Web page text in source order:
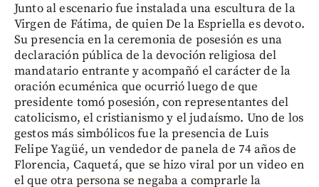
Junto al escenario fue instalada una escultura de la
Virgen de Fátima, de quien De la Espriella es devoto.
Su presencia en la ceremonia de posesión es una
declaración pública de la devoción religiosa del
mandatario entrante y acompañó el carácter de la
oración ecuménica que ocurrió luego de que
presidente tomó posesión, con representantes del
catolicismo, el cristianismo y el judaísmo. Uno de los
gestos más simbólicos fue la presencia de Luis
Felipe Yagüé, un vendedor de panela de 74 años de
Florencia, Caquetá, que se hizo viral por un video en
el que otra persona se negaba a comprarle la